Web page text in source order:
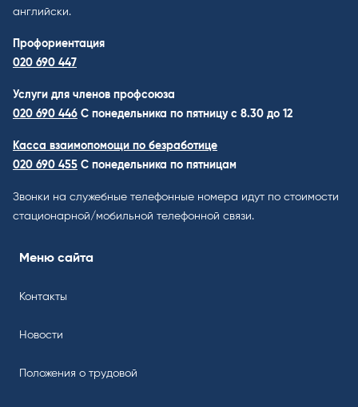
английски.
Профориентация
020 690 447
Услуги для членов профсоюза
020 690 446 C понедельника по пятницу с 8.30 до 12
Касса взаимопомощи по безработице
020 690 455 С понедельника по пятницам
Звонки на служебные телефонные номера идут по стоимости
стационарной/мобильной телефонной связи.
Меню сайта
Контакты
Новости
Положения о трудовой